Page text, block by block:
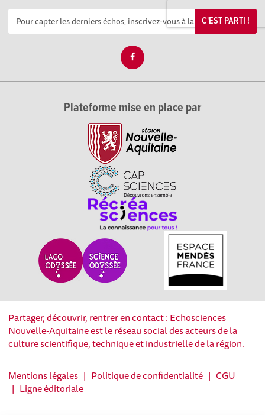
C'EST PARTI !
Plateforme mise en place par
Partager, découvrir, rentrer en contact : Echosciences
Nouvelle-Aquitaine est le réseau social des acteurs de la
culture scientifique, technique et industrielle de la région.
Mentions légales | Politique de confidentialité | CGU
| Ligne éditoriale